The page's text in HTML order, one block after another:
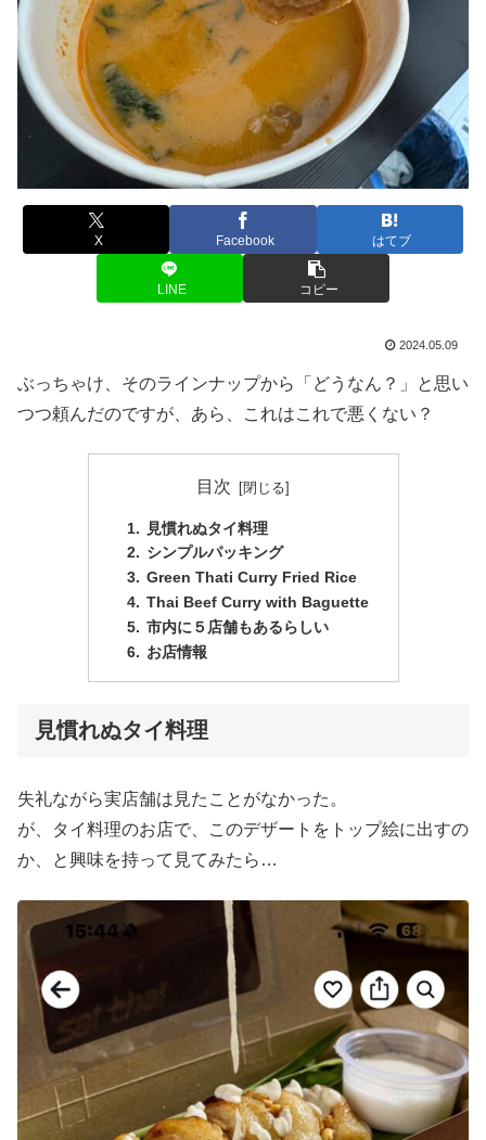
X Facebook はてブ
LINE コピー
2024.05.09
ぶっちゃけ、そのラインナップから「どうなん？」と思い
つつ頼んだのですが、あら、これはこれで悪くない？
目次
見慣れぬタイ料理
シンプルパッキング
Green Thati Curry Fried Rice
Thai Beef Curry with Baguette
市内に５店舗もあるらしい
お店情報
見慣れぬタイ料理
失礼ながら実店舗は見たことがなかった。
が、タイ料理のお店で、このデザートをトップ絵に出すの
か、と興味を持って見てみたら…